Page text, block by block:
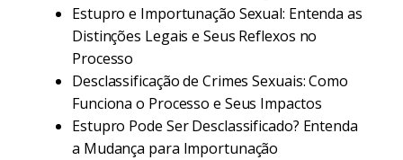
Estupro e Importunação Sexual: Entenda as
Distinções Legais e Seus Reflexos no
Processo
Desclassificação de Crimes Sexuais: Como
Funciona o Processo e Seus Impactos
Estupro Pode Ser Desclassificado? Entenda
a Mudança para Importunação